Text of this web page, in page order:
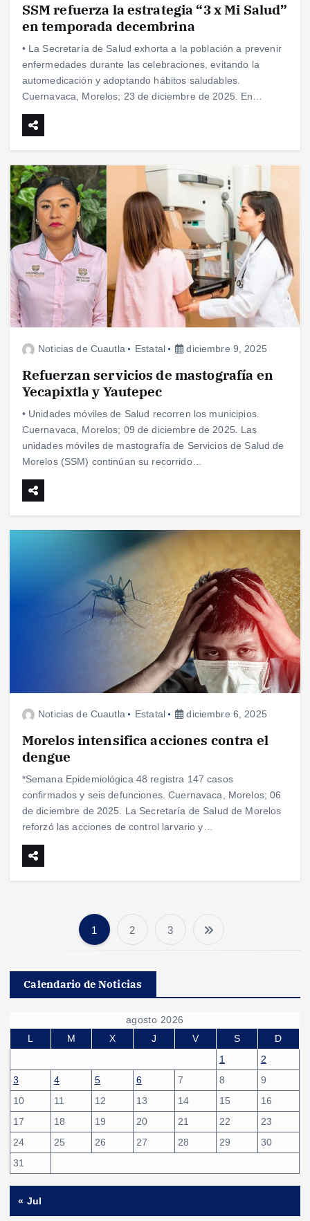
SSM refuerza la estrategia “3 x Mi Salud”
en temporada decembrina
• La Secretaría de Salud exhorta a la población a prevenir
enfermedades durante las celebraciones, evitando la
automedicación y adoptando hábitos saludables.
Cuernavaca, Morelos; 23 de diciembre de 2025. En…
Noticias de Cuautla Estatal diciembre 9, 2025
Refuerzan servicios de mastografía en
Yecapixtla y Yautepec
• Unidades móviles de Salud recorren los municipios.
Cuernavaca, Morelos; 09 de diciembre de 2025. Las
unidades móviles de mastografía de Servicios de Salud de
Morelos (SSM) continúan su recorrido…
Noticias de Cuautla Estatal diciembre 6, 2025
Morelos intensifica acciones contra el
dengue
*Semana Epidemiológica 48 registra 147 casos
confirmados y seis defunciones. Cuernavaca, Morelos; 06
de diciembre de 2025. La Secretaría de Salud de Morelos
reforzó las acciones de control larvario y…
a
g
i
n
a
c
i
1 2 3
Calendario de Noticias
agosto 2026
L
M X J V S
D
1
2
3
4 5 6 7 8
9
10
11 12 13 14 15
16
17
18 19 20 21 22
23
24
25 26 27 28 29
30
31
« Jul